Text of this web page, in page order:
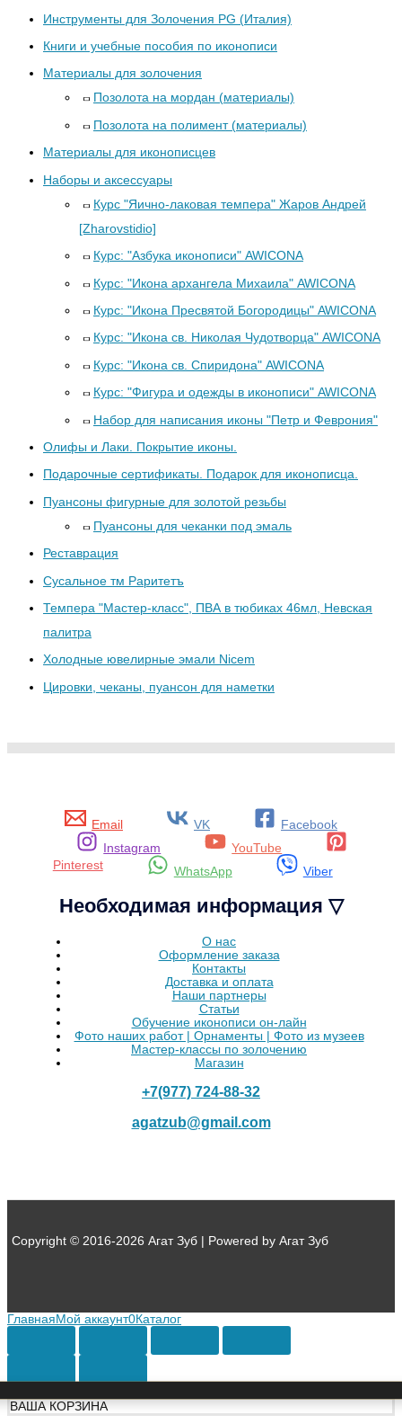
Инструменты для Золочения PG (Италия)
Книги и учебные пособия по иконописи
Материалы для золочения
Позолота на мордан (материалы)
Позолота на полимент (материалы)
Материалы для иконописцев
Наборы и аксессуары
Курс "Яично-лаковая темпера" Жаров Андрей
[Zharovstidio]
Курс: "Азбука иконописи" AWICONA
Курс: "Икона архангела Михаила" AWICONA
Курс: "Икона Пресвятой Богородицы" AWICONA
Курс: "Икона св. Николая Чудотворца" AWICONA
Курс: "Икона св. Спиридона" AWICONA
Курс: "Фигура и одежды в иконописи" AWICONA
Набор для написания иконы "Петр и Феврония"
Олифы и Лаки. Покрытие иконы.
Подарочные сертификаты. Подарок для иконописца.
Пуансоны фигурные для золотой резьбы
Пуансоны для чеканки под эмаль
Реставрация
Сусальное тм Раритетъ
Темпера "Мастер-класс", ПВА в тюбиках 46мл, Невская
палитра
Холодные ювелирные эмали Nicem
Цировки, чеканы, пуансон для наметки
Email VK
Facebook
Instagram
YouTube
Pinterest
WhatsApp Viber
Необходимая информация ▽
О нас
Оформление заказа
Контакты
Доставка и оплата
Наши партнеры
Статьи
Обучение иконописи он-лайн
Фото наших работ | Орнаменты | Фото из музеев
Мастер-классы по золочению
Магазин
+7(977) 724-88-32
agatzub@gmail.com
Copyright © 2016-2026 Агат Зуб | Powered by Агат Зуб
ГлавнаяМой аккаунт0Каталог
ВАША КОРЗИНА